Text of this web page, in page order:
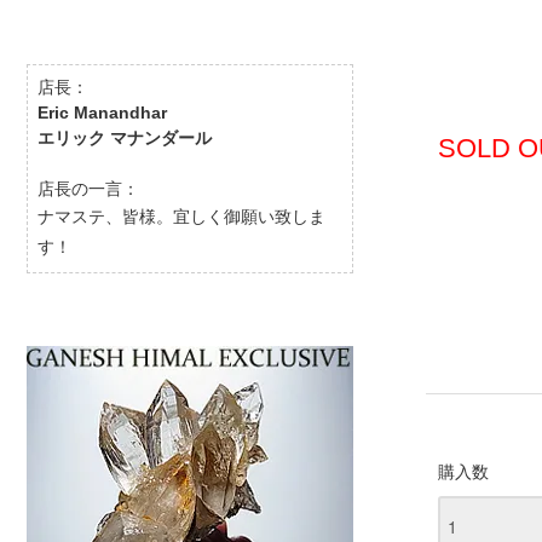
店長：
Eric Manandhar
エリック マナンダール
店長の一言：
ナマステ、皆様。宜しく御願い致しま
す！
SOLD
購入数